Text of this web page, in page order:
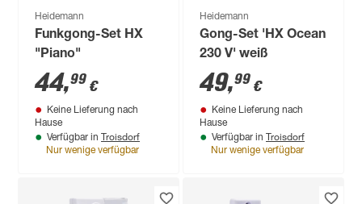
Heidemann
Funkgong-Set HX
"Piano"
44,99 €
Keine Lieferung nach
Hause
Verfügbar in Troisdorf
Nur wenige verfügbar
Heidemann
Gong-Set 'HX Ocean
230 V' weiß
49,99 €
Keine Lieferung nach
Hause
Verfügbar in Troisdorf
Nur wenige verfügbar